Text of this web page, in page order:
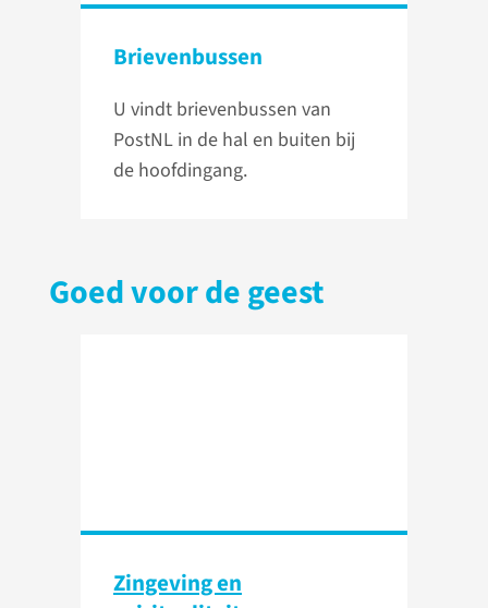
Brievenbussen
U vindt brievenbussen van
PostNL in de hal en buiten bij
de hoofdingang.
Goed voor de geest
Zingeving en